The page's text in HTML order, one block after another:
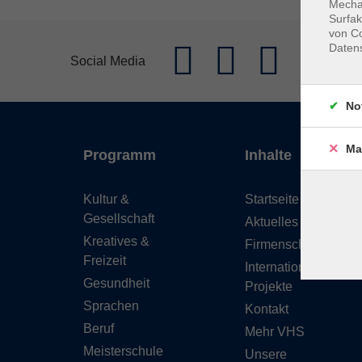
Social Media
Programm
Kultur &
Gesellschaft
Kreatives &
Freizeit
Gesundheit
Sprachen
Beruf
Meisterschule
Inhalte
Startseite
Aktuelles
Firmenschulungen
Internationale
Projekte
Kontakt
Mehr VHS
Unsere
von